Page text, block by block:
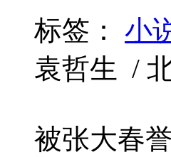
标签： 小
袁哲生 /
被张大春